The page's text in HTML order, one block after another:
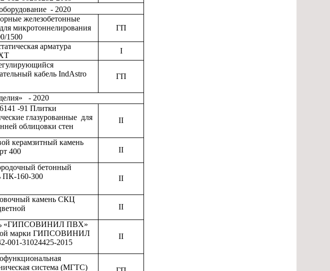
- 2020
железобетонные
микротоннелирования
1500
ГП
арматура
I
кабель IndAstro
ГП
- 2020
-91 Плитки
глазурованные для
облицовки стен
II
керамзитный камень
400
II
бетонный
ПК-160-300
II
камень СКЦ
II
«ГИПСОВИНИЛ ПВХ»
марки ГИПСОВИНИЛ
001-31024425-2015
II
система (МГТС)